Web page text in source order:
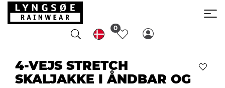
0
4-VEJS STRETCH
SKALJAKKE I ÅNDBAR OG